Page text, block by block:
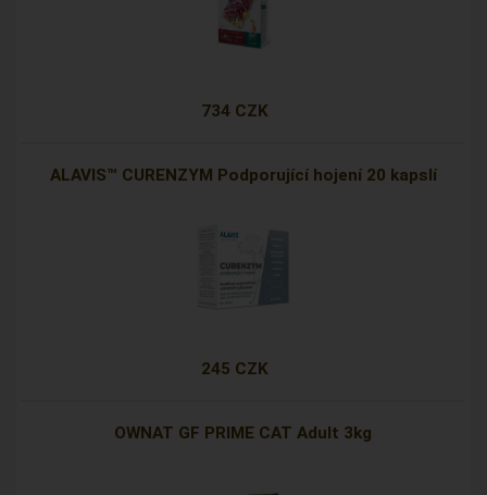
734 CZK
ALAVIS™ CURENZYM Podporující hojení 20 kapslí
245 CZK
OWNAT GF PRIME CAT Adult 3kg